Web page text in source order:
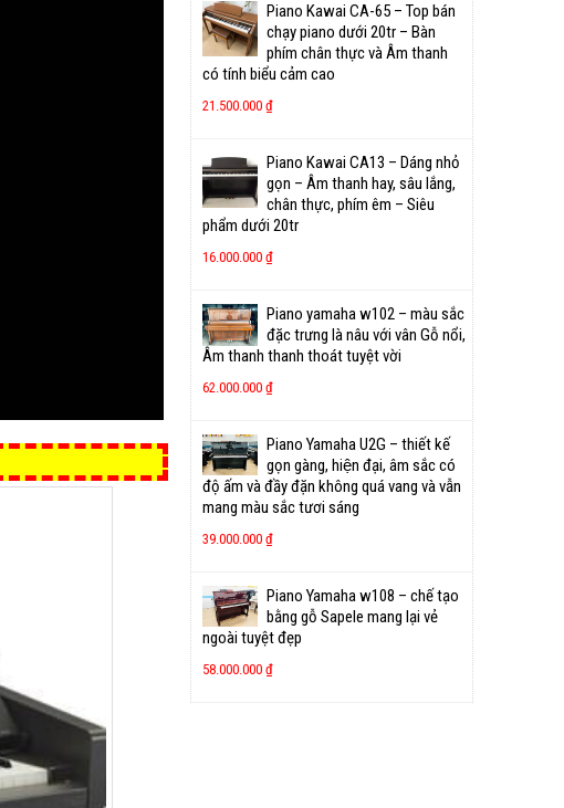
Piano Kawai CA-65 – Top bán
chạy piano dưới 20tr – Bàn
phím chân thực và Âm thanh
có tính biểu cảm cao
21.500.000 ₫
Piano Kawai CA13 – Dáng nhỏ
gọn – Âm thanh hay, sâu lắng,
chân thực, phím êm – Siêu
phẩm dưới 20tr
16.000.000 ₫
Piano yamaha w102 – màu sắc
đặc trưng là nâu với vân Gỗ nổi,
Âm thanh thanh thoát tuyệt vời
62.000.000 ₫
Piano Yamaha U2G – thiết kế
gọn gàng, hiện đại, âm sắc có
độ ấm và đầy đặn không quá vang và vẫn
mang màu sắc tươi sáng
39.000.000 ₫
Piano Yamaha w108 – chế tạo
bằng gỗ Sapele mang lại vẻ
ngoài tuyệt đẹp
58.000.000 ₫